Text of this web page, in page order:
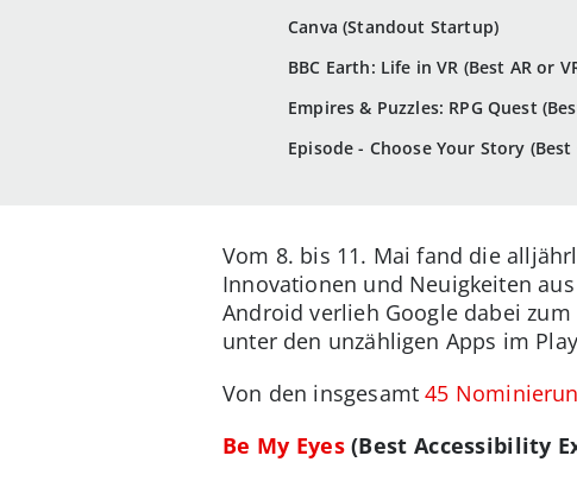
Canva (Standout Startup)
BBC Earth: Life in VR (Best AR or
Empires & Puzzles: RPG Quest
Episode - Choose Your Story
Vom 8. bis 11. Mai fand die
Innovationen und Neuigkeiten
Android verlieh Google dabei
unter den unzähligen Apps im
Von den insgesamt45
Be My Eyes(Best Accessibility